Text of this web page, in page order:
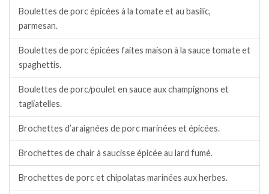
Boulettes de porc épicées à la tomate et au basilic,
parmesan.
Boulettes de porc épicées faites maison à la sauce tomate et
spaghettis.
Boulettes de porc/poulet en sauce aux champignons et
tagliatelles.
Brochettes d’araignées de porc marinées et épicées.
Brochettes de chair à saucisse épicée au lard fumé.
Brochettes de porc et chipolatas marinées aux herbes.